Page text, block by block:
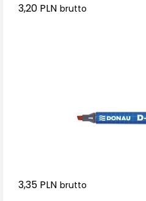
3,20 PLN brutto
3,35 PLN brutto